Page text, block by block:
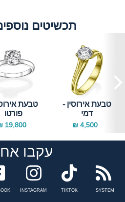
תכשיטים
טבעת
פורטו
19,800 ₪
טבעת אירוסין -
דמי
4,500 ₪
עקבו
instagram
INSTAGRAM
tiktok
TIKTOK SYSTEM